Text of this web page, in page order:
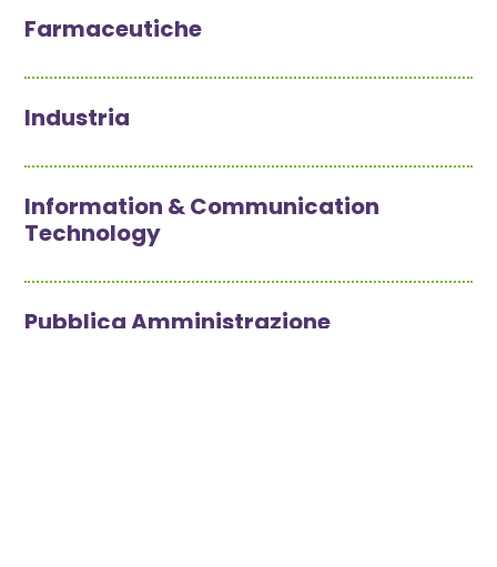
Farmaceutiche
Industria
Information & Communication
Technology
Pubblica Amministrazione